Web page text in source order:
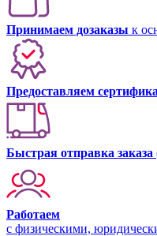
Принимаем дозаказы к
Предоставляем
Быстрая отправка заказа
Работаем
с физическими,